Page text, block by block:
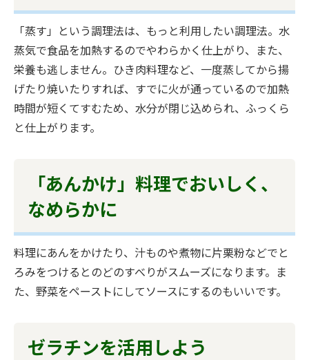
「蒸す」という調理法は、もっと利用したい調理法。水
蒸気で食品を加熱するのでやわらかく仕上がり、また、
栄養も逃しません。ひき肉料理など、一度蒸してから揚
げたり焼いたりすれば、すでに火が通っているので加熱
時間が短くてすむため、水分が閉じ込められ、ふっくら
と仕上がります。
「あんかけ」料理でおいしく、
なめらかに
料理にあんをかけたり、汁ものや煮物に片栗粉などでと
ろみをつけるとのどのすべりがスムーズになります。ま
た、野菜をペーストにしてソースにするのもいいです。
ゼラチンを活用しよう